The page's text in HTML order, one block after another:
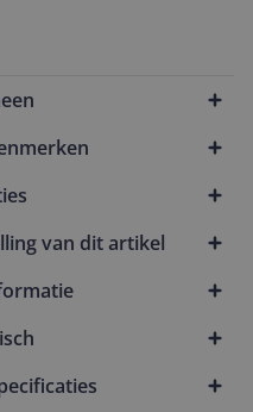
van dit artikel